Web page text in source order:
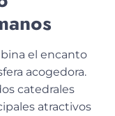
el encanto
acogedora.
catedrales
atractivos